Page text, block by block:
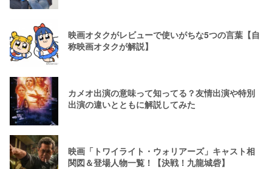
映画オタクがレビューで使いがちな5つの言葉【自
称映画オタクが解説】
カメオ出演の意味って知ってる？友情出演や特別
出演の違いとともに解説してみた
映画「トワイライト・ウォリアーズ」キャスト相
関図＆登場人物一覧！【決戦！九龍城砦】